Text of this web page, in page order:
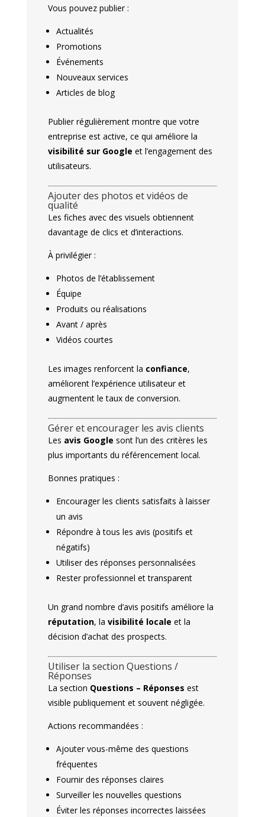
Vous pouvez publier :
Actualités
Promotions
Événements
Nouveaux services
Articles de blog
Publier régulièrement montre que votre
entreprise est active, ce qui améliore la
visibilité sur Google et l’engagement des
utilisateurs.
Ajouter des photos et vidéos de
qualité
Les fiches avec des visuels obtiennent
davantage de clics et d’interactions.
À privilégier :
Photos de l’établissement
Équipe
Produits ou réalisations
Avant / après
Vidéos courtes
Les images renforcent la confiance,
améliorent l’expérience utilisateur et
augmentent le taux de conversion.
Gérer et encourager les avis clients
Les avis Google sont l’un des critères les
plus importants du référencement local.
Bonnes pratiques :
Encourager les clients satisfaits à laisser
un avis
Répondre à tous les avis (positifs et
négatifs)
Utiliser des réponses personnalisées
Rester professionnel et transparent
Un grand nombre d’avis positifs améliore la
réputation, la visibilité locale et la
décision d’achat des prospects.
Utiliser la section Questions /
Réponses
La section Questions – Réponses est
visible publiquement et souvent négligée.
Actions recommandées :
Ajouter vous-même des questions
fréquentes
Fournir des réponses claires
Surveiller les nouvelles questions
Éviter les réponses incorrectes laissées